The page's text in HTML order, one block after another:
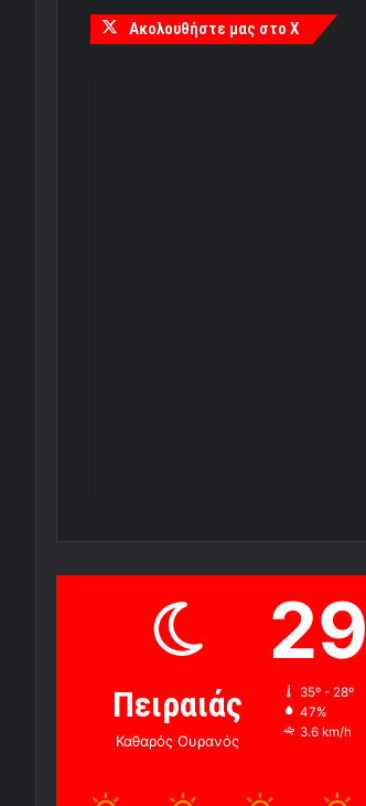
Ακολουθήστε μας στο X
Πειραιάς
Καθαρός Ουρανός
29
35º - 28º
47%
3.6 km/h